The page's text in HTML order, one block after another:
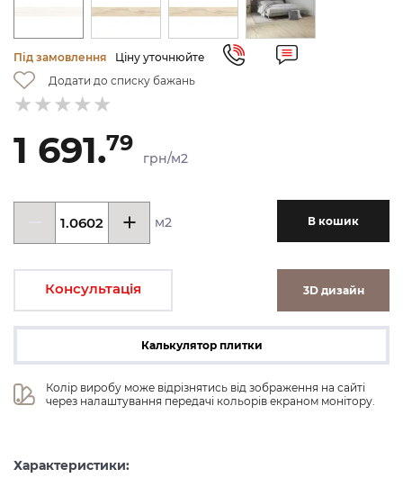
Під замовлення
Ціну уточнюйте
Додати до списку бажань
1 691.79
грн/м2
м2 В кошик
Консультація 3D дизайн
Калькулятор плитки
Колір виробу може відрізнятись від зображення на сайті
через налаштування передачі кольорів екраном монітору.
Характеристики: